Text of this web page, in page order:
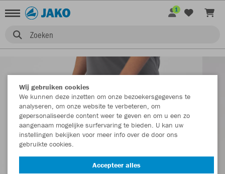
Zoeken
1
Wij gebruiken cookies
We kunnen deze inzetten om onze bezoekersgegevens te
analyseren, om onze website te verbeteren, om
gepersonaliseerde content weer te geven en om u een zo
aangenaam mogelijke surfervaring te bieden. U kan uw
instellingen bekijken voor meer info over de door ons
gebruikte cookies.
Accepteer alles